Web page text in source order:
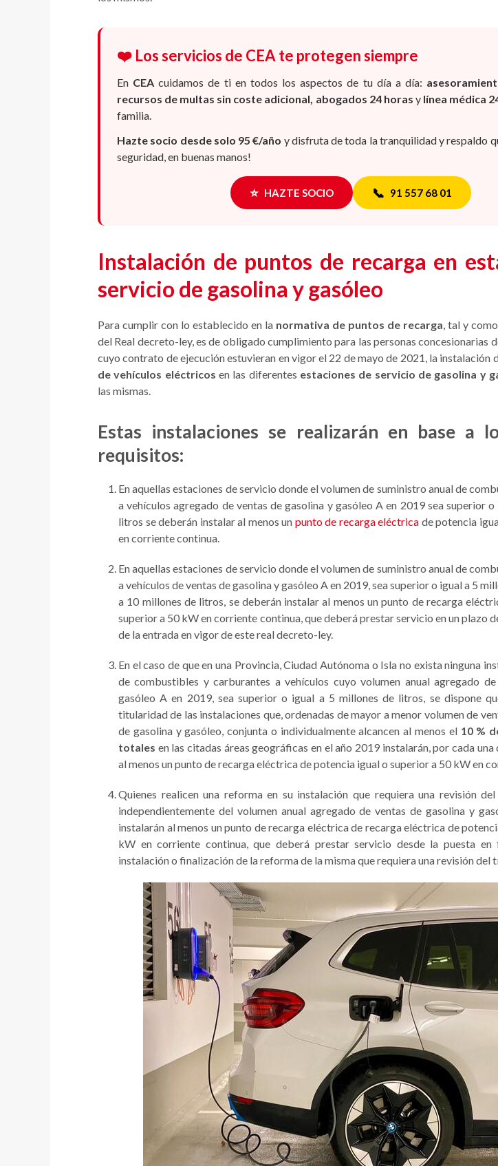
❤️ Los servicios de CEA te protegen siempre
En CEA cuidamos de ti en todos los aspectos de tu día a día:
recursos de multas sin coste adicional, abogados 24 horas y línea médica
familia.
Hazte socio desde solo 95 €/año y disfruta de toda la tranquilidad y respaldo
seguridad, en buenas manos!
⭐ HAZTE SOCIO 📞 91 557 68 01
Instalación de puntos de recarga en
servicio de gasolina y gasóleo
Para cumplir con lo establecido en la normativa de puntos de recarga, tal y
del Real decreto-ley, es de obligado cumplimiento para las personas concesionarias
cuyo contrato de ejecución estuvieran en vigor el 22 de mayo de 2021, la instalación
de vehículos eléctricos en las diferentes estaciones de servicio de gasolina y
las mismas.
Estas instalaciones se realizarán en base a
requisitos:
En aquellas estaciones de servicio donde el volumen de suministro anual de
a vehículos agregado de ventas de gasolina y gasóleo A en 2019 sea superior
litros se deberán instalar al menos un punto de recarga eléctrica de potencia
en corriente continua.
En aquellas estaciones de servicio donde el volumen de suministro anual de
a vehículos de ventas de gasolina y gasóleo A en 2019, sea superior o igual a 5
a 10 millones de litros, se deberán instalar al menos un punto de recarga
superior a 50 kW en corriente continua, que deberá prestar servicio en un plazo
de la entrada en vigor de este real decreto-ley.
En el caso de que en una Provincia, Ciudad Autónoma o Isla no exista ninguna
de combustibles y carburantes a vehículos cuyo volumen anual agregado
gasóleo A en 2019, sea superior o igual a 5 millones de litros, se dispone
titularidad de las instalaciones que, ordenadas de mayor a menor volumen de
de gasolina y gasóleo, conjunta o individualmente alcancen al menos el 10 %
totales en las citadas áreas geográficas en el año 2019 instalarán, por cada una
al menos un punto de recarga eléctrica de potencia igual o superior a 50 kW en
Quienes realicen una reforma en su instalación que requiera una revisión
independientemente del volumen anual agregado de ventas de gasolina y
instalarán al menos un punto de recarga eléctrica de recarga eléctrica de
kW en corriente continua, que deberá prestar servicio desde la puesta en
instalación o finalización de la reforma de la misma que requiera una revisión